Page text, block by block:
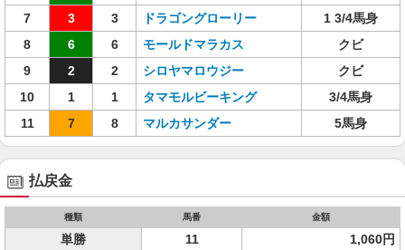
7
3 3 ドラゴングローリー
1 3/4馬身
8
6 6 モールドマラカス
クビ
9
2 2 シロヤマロウジー
クビ
10
1 1 タマモルビーキング
3/4馬身
11
7 8 マルカサンダー 5馬身
払戻金
種類 馬番 金額
単勝 11 1,060円